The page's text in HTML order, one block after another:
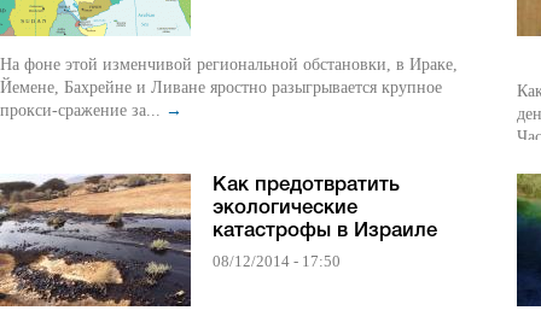
На фоне этой изменчивой региональной обстановки, в Ираке,
Йемене, Бахрейне и Ливане яростно разыгрывается крупное
прокси-сражение за... →
Как предотвратить
экологические
катастрофы в Израиле
08/12/2014 - 17:50